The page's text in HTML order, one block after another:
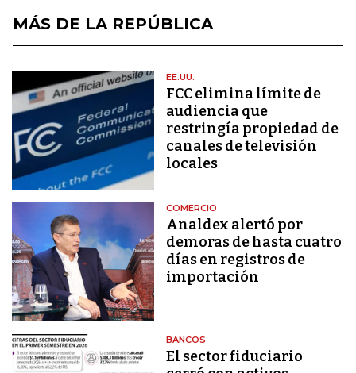
MÁS DE LA REPÚBLICA
EE.UU.
FCC elimina límite de
audiencia que
restringía propiedad de
canales de televisión
locales
COMERCIO
Analdex alertó por
demoras de hasta cuatro
días en registros de
importación
BANCOS
El sector fiduciario